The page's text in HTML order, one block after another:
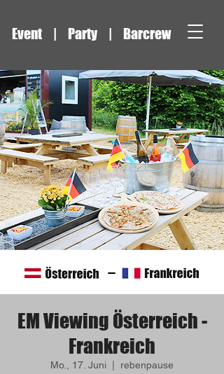
Event | Party | Barcrew
EM Viewing Österreich -
Frankreich
Mo., 17. Juni rebenpause